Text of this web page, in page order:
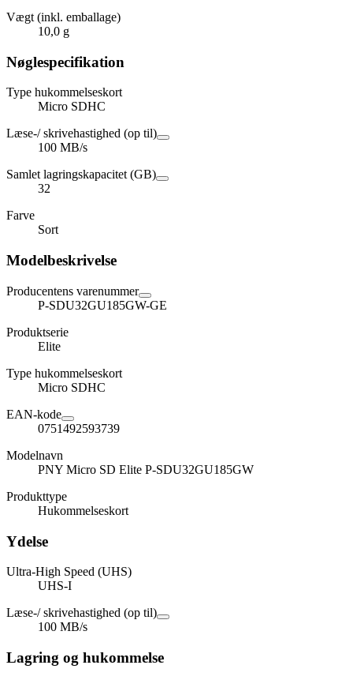
Vægt (inkl. emballage)
10,0 g
Nøglespecifikation
Type hukommelseskort
Micro SDHC
Læse-/ skrivehastighed (op til)
100 MB/s
Samlet lagringskapacitet (GB)
32
Farve
Sort
Modelbeskrivelse
Producentens varenummer
P-SDU32GU185GW-GE
Produktserie
Elite
Type hukommelseskort
Micro SDHC
EAN-kode
0751492593739
Modelnavn
PNY Micro SD Elite P-SDU32GU185GW
Produkttype
Hukommelseskort
Ydelse
Ultra-High Speed (UHS)
UHS-I
Læse-/ skrivehastighed (op til)
100 MB/s
Lagring og hukommelse